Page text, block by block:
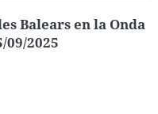
Balears en la Onda
09/2025